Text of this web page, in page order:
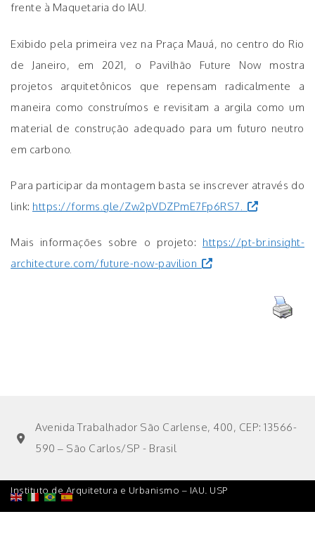
frente à Maquetaria do IAU.
Exibido pela primeira vez na Praça Mauá, no centro do Rio
de Janeiro, em 2021, o Pavilhão Future Now mostra
projetos arquitetônicos que repensam radicalmente a
maneira como construímos e revisitam a argila como um
material de construção adequado para um futuro neutro
em carbono.
Para participar da montagem basta se inscrever através do
link: https://forms.gle/Zw2pVDZPmE7Fp6RS7.
Mais informações sobre o projeto: https://pt-br.insight-
architecture.com/future-now-pavilion
Avenida Trabalhador São Carlense, 400, CEP: 13566-
590 – São Carlos/SP - Brasil
Instituto de Arquitetura e Urbanismo – IAU. USP